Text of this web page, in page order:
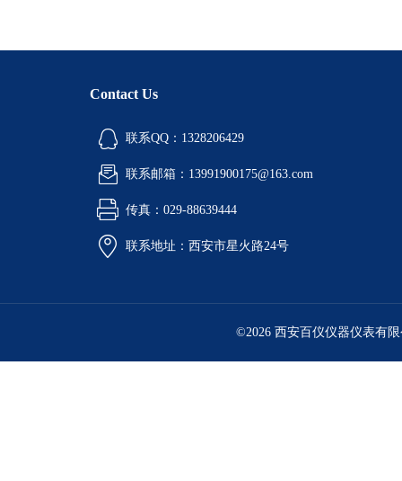
Contact Us
联系QQ：1328206429
联系邮箱：13991900175@163.com
传真：029-88639444
联系地址：西安市星火路24号
©2026 西安百仪仪器仪表有